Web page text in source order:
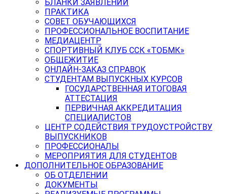
БЛАНКИ ЗАЯВЛЕНИЙ
ПРАКТИКА
СОВЕТ ОБУЧАЮЩИХСЯ
ПРОФЕССИОНАЛЬНОЕ ВОСПИТАНИЕ
МЕДИАЦЕНТР
СПОРТИВНЫЙ КЛУБ ССК «ТОБМК»
ОБЩЕЖИТИЕ
ОНЛАЙН-ЗАКАЗ СПРАВОК
СТУДЕНТАМ ВЫПУСКНЫХ КУРСОВ
ГОСУДАРСТВЕННАЯ ИТОГОВАЯ
АТТЕСТАЦИЯ
ПЕРВИЧНАЯ АККРЕДИТАЦИЯ
СПЕЦИАЛИСТОВ
ЦЕНТР СОДЕЙСТВИЯ ТРУДОУСТРОЙСТВУ
ВЫПУСКНИКОВ
ПРОФЕССИОНАЛЫ
МЕРОПРИЯТИЯ ДЛЯ СТУДЕНТОВ
ДОПОЛНИТЕЛЬНОЕ ОБРАЗОВАНИЕ
ОБ ОТДЕЛЕНИИ
ДОКУМЕНТЫ